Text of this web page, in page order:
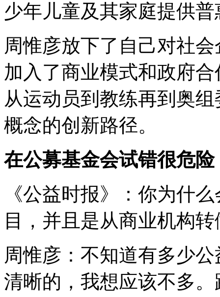
少年儿童及其家庭提供
周惟彦放下了自己对社
加入了商业模式和政府
从运动员到教练再到奥
概念的创新路径。
在公募基金会试错很危险
《公益时报》：你为什
目，并且是从商业机构
周惟彦：不知道有多少
清晰的，我想应该不多